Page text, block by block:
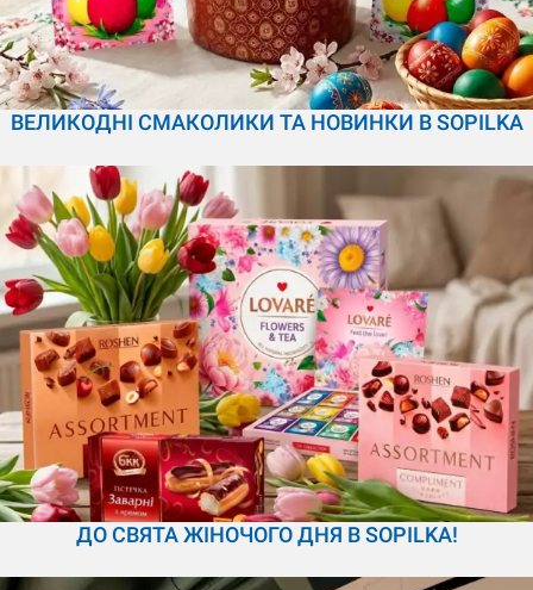
ВЕЛИКОДНІ СМАКОЛИКИ ТА НОВИНКИ В SOPILKA
ДО СВЯТА ЖІНОЧОГО ДНЯ В SOPILKA!